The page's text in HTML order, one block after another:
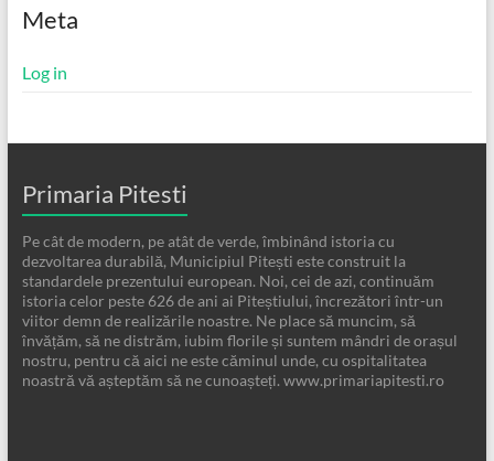
Meta
Log in
Primaria Pitesti
Pe cât de modern, pe atât de verde, îmbinând istoria cu
dezvoltarea durabilă, Municipiul Pitești este construit la
standardele prezentului european. Noi, cei de azi, continuăm
istoria celor peste 626 de ani ai Piteștiului, încrezători într-un
viitor demn de realizările noastre. Ne place să muncim, să
învățăm, să ne distrăm, iubim florile și suntem mândri de orașul
nostru, pentru că aici ne este căminul unde, cu ospitalitatea
noastră vă așteptăm să ne cunoașteți. www.primariapitesti.ro